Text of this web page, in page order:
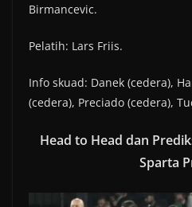
Birmancevic.
Pelatih: Lars Friis.
Info skuad: Danek (cedera),
(cedera), Preciado (cedera),
Head to Head dan
Sparta